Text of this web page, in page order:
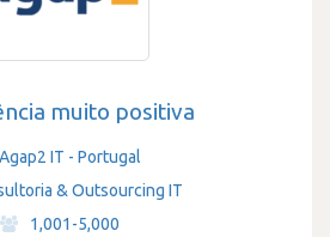
muito positiva
Agap2 IT - Portugal
·
& Outsourcing IT
·
1,001-5,000